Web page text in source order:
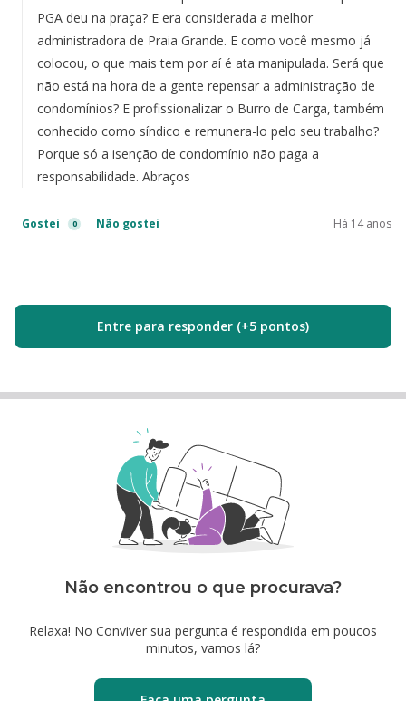
PGA deu na praça? E era considerada a melhor
administradora de Praia Grande. E como você mesmo já
colocou, o que mais tem por aí é ata manipulada. Será que
não está na hora de a gente repensar a administração de
condomínios? E profissionalizar o Burro de Carga, também
conhecido como síndico e remunera-lo pelo seu trabalho?
Porque só a isenção de condomínio não paga a
responsabilidade. Abraços
Gostei 0 Não gostei Há 14 anos
Entre para responder (+5 pontos)
Não encontrou o que procurava?
Relaxa! No Conviver sua pergunta é respondida em poucos
minutos, vamos lá?